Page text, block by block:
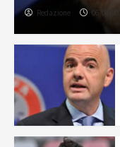
Redazione 06/08/